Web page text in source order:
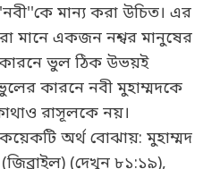
মান্য করা উচিত। এর
মানে একজন নশ্বর মানুষের
ভুল ঠিক উভয়ই
কারনে নবী মুহাম্মদকে
রাসূলকে নয়।
অর্থ বোঝায়: মুহাম্মদ
(দেখুন ৮১:১৯),